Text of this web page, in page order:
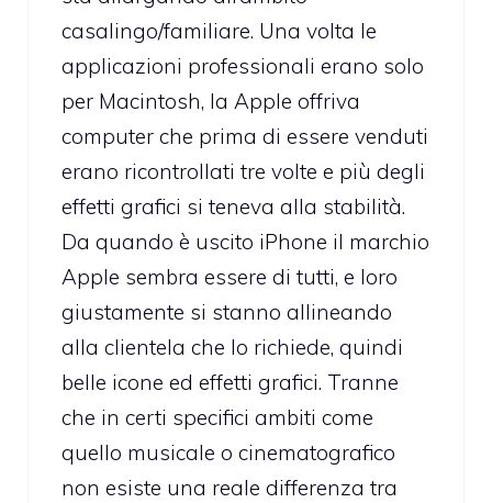
casalingo/familiare. Una volta le
applicazioni professionali erano solo
per Macintosh, la Apple offriva
computer che prima di essere venduti
erano ricontrollati tre volte e più degli
effetti grafici si teneva alla stabilità.
Da quando è uscito iPhone il marchio
Apple sembra essere di tutti, e loro
giustamente si stanno allineando
alla clientela che lo richiede, quindi
belle icone ed effetti grafici. Tranne
che in certi specifici ambiti come
quello musicale o cinematografico
non esiste una reale differenza tra